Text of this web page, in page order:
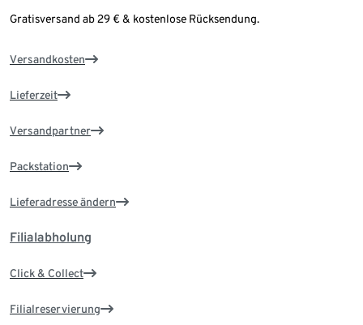
Gratisversand ab 29 € & kostenlose Rücksendung.
Versandkosten
Lieferzeit
Versandpartner
Packstation
Lieferadresse ändern
Filialabholung
Click & Collect
Filialreservierung